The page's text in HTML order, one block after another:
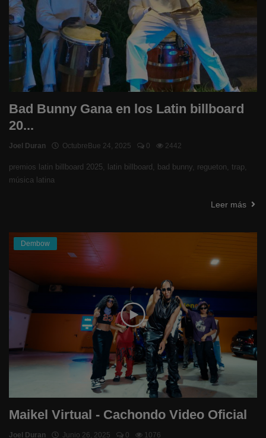
Bad Bunny Gana en los Latin billboard
20...
Joel Duran OctubreBue 24, 2025 0 2442
premios latin billboard 2025, latin billboard, bad bunny, regueton, trap,
música latina
Leer más
Dembow
Maikel Virtual - Cachondo Video Oficial
Joel Duran Junio 26, 2025 0 1076